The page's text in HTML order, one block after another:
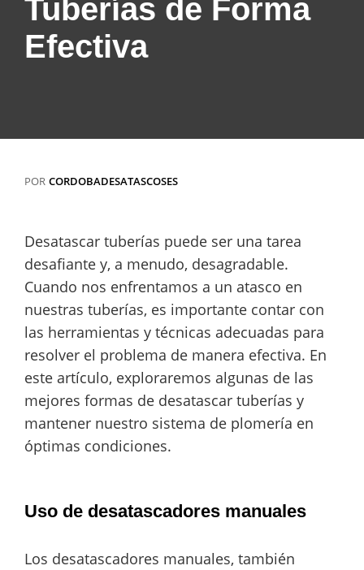
Tuberías de Forma
Efectiva
POR CORDOBADESATASCOSES
Desatascar tuberías puede ser una tarea
desafiante y, a menudo, desagradable.
Cuando nos enfrentamos a un atasco en
nuestras tuberías, es importante contar con
las herramientas y técnicas adecuadas para
resolver el problema de manera efectiva. En
este artículo, exploraremos algunas de las
mejores formas de desatascar tuberías y
mantener nuestro sistema de plomería en
óptimas condiciones.
Uso de desatascadores manuales
Los desatascadores manuales, también